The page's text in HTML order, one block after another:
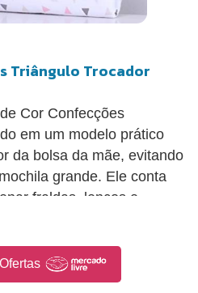
Triângulo Trocador
Cor Confecções
em um modelo prático
da bolsa da mãe, evitando
grande. Ele conta
fraldas, lenços e
de 48 cm x 57 cm.
por 100% PVC e
Ofertas